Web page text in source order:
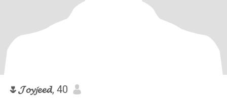
🌷𝓙𝓸𝔂𝓳𝓮𝓮𝓭, 40